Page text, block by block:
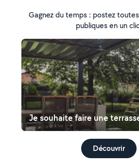
Gagnez du temps : postez
publiques en un
Je souhaite faire une
Découvrir